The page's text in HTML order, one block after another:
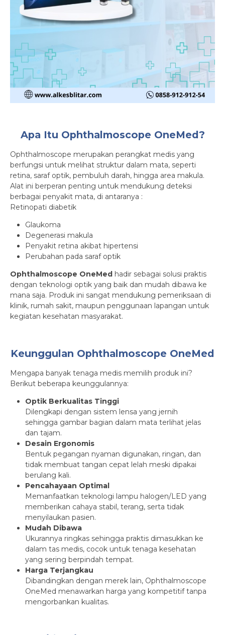
Apa Itu Ophthalmoscope OneMed?
Ophthalmoscope merupakan perangkat medis yang
berfungsi untuk melihat struktur dalam mata, seperti
retina, saraf optik, pembuluh darah, hingga area makula.
Alat ini berperan penting untuk mendukung deteksi
berbagai penyakit mata, di antaranya :
Retinopati diabetik
Glaukoma
Degenerasi makula
Penyakit retina akibat hipertensi
Perubahan pada saraf optik
Ophthalmoscope OneMed hadir sebagai solusi praktis
dengan teknologi optik yang baik dan mudah dibawa ke
mana saja. Produk ini sangat mendukung pemeriksaan di
klinik, rumah sakit, maupun penggunaan lapangan untuk
kegiatan kesehatan masyarakat.
Keunggulan Ophthalmoscope OneMed
Mengapa banyak tenaga medis memilih produk ini?
Berikut beberapa keunggulannya:
Optik Berkualitas Tinggi
Dilengkapi dengan sistem lensa yang jernih
sehingga gambar bagian dalam mata terlihat jelas
dan tajam.
Desain Ergonomis
Bentuk pegangan nyaman digunakan, ringan, dan
tidak membuat tangan cepat lelah meski dipakai
berulang kali.
Pencahayaan Optimal
Memanfaatkan teknologi lampu halogen/LED yang
memberikan cahaya stabil, terang, serta tidak
menyilaukan pasien.
Mudah Dibawa
Ukurannya ringkas sehingga praktis dimasukkan ke
dalam tas medis, cocok untuk tenaga kesehatan
yang sering berpindah tempat.
Harga Terjangkau
Dibandingkan dengan merek lain, Ophthalmoscope
OneMed menawarkan harga yang kompetitif tanpa
mengorbankan kualitas.